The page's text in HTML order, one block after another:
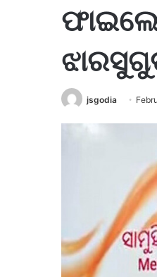
jsgodia